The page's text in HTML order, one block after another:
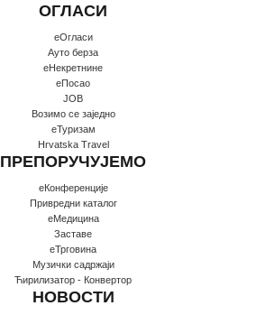
ОГЛАСИ
еОгласи
Ауто берза
еНекретнине
еПосао
JOB
Возимо се заједно
еТуризам
Hrvatska Travel
ПРЕПОРУЧУЈЕМО
еКонференције
Привредни каталог
еМедицина
Заставе
еТрговина
Музички садржаји
Ћирилизатор - Конвертор
НОВОСТИ